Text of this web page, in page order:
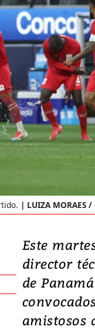
LUIZA MORAES
Este
director
de
amistosos
Un